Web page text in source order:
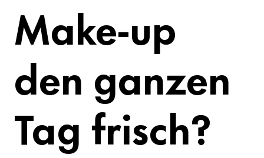
Make-up
den ganzen
Tag frisch?